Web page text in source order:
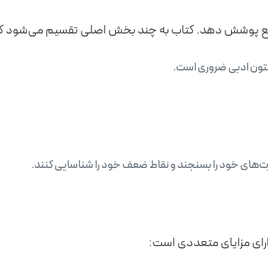
پوشش دهد. کتاب به چند بخش اصلی تقسیم می‌شود که
ادبی ضروری است.
خود را بسنجند و نقاط ضعف خود را شناسایی کنند.
مزایای متعددی است: